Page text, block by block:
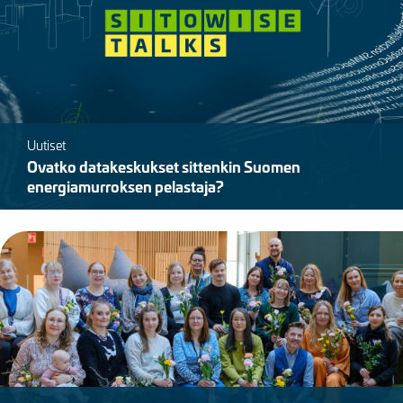
Uutiset
Ovatko datakeskukset sittenkin Suomen
energiamurroksen pelastaja?
Kuva